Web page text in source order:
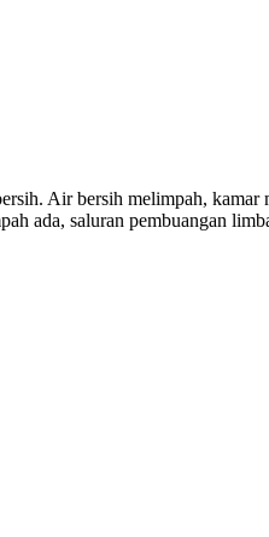
Air bersih melimpah, kamar
ada, saluran pembuangan